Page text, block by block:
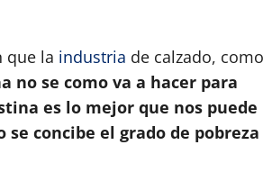
que la industria de calzado, como
no se como va a hacer para
es lo mejor que nos puede
concibe el grado de pobreza